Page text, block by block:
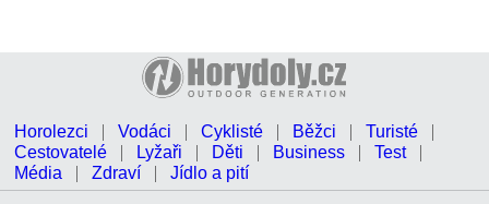
Horolezci Vodáci Cyklisté Běžci
Turisté
Cestovatelé
Lyžaři Děti Business
Test
Média
Zdraví Jídlo a pití